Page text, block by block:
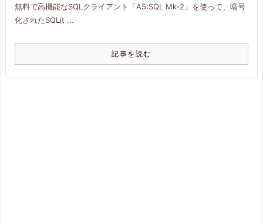
無料で高機能なSQLクライアント「A5:SQL Mk-2」を使って、暗号
化されたSQLit ...
記事を読む